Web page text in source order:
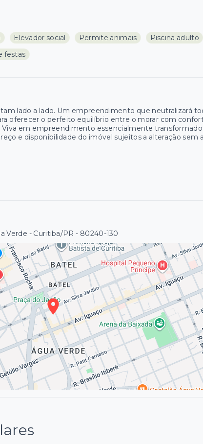
Elevador social Permite animais
Piscina adulto
festas
lado a lado. Um empreendimento que neutralizará
oferecer o perfeito equilíbrio entre o morar com
Viva em empreendimento essencialmente
e disponibilidade do imóvel sujeitos a alteração sem
Verde - Curitiba/PR - 80240-130